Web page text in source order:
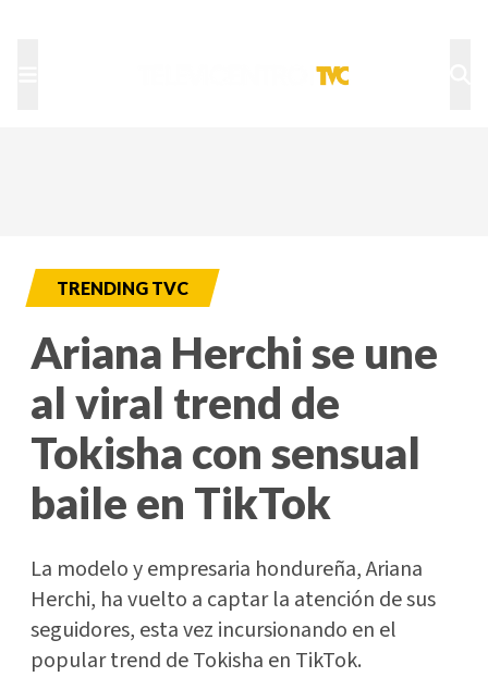
TRENDING TVC
Ariana Herchi se une
al viral trend de
Tokisha con sensual
baile en TikTok
La modelo y empresaria hondureña, Ariana
Herchi, ha vuelto a captar la atención de sus
seguidores, esta vez incursionando en el
popular trend de Tokisha en TikTok.